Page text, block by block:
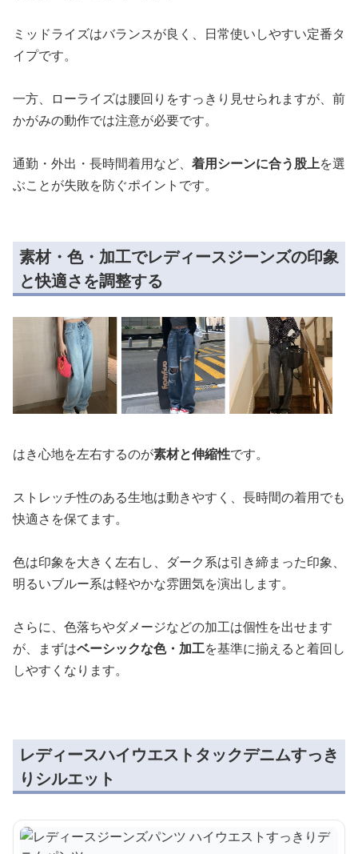
ミッドライズはバランスが良く、日常使いしやすい定番タ
イプです。
一方、ローライズは腰回りをすっきり見せられますが、前
かがみの動作では注意が必要です。
通勤・外出・長時間着用など、 着用シーンに合う股上を選
ぶことが失敗を防ぐポイントです。
素材・色・加工でレディースジーンズの印象
と快適さを調整する
はき心地を左右するのが素材と伸縮性です。
ストレッチ性のある生地は動きやすく、長時間の着用でも
快適さを保てます。
色は印象を大きく左右し、ダーク系は引き締まった印象、
明るいブルー系は軽やかな雰囲気を演出します。
さらに、色落ちやダメージなどの加工は個性を出せます
が、まずはベーシックな色・加工を基準に揃えると着回し
しやすくなります。
レディースハイウエストタックデニムすっき
りシルエット